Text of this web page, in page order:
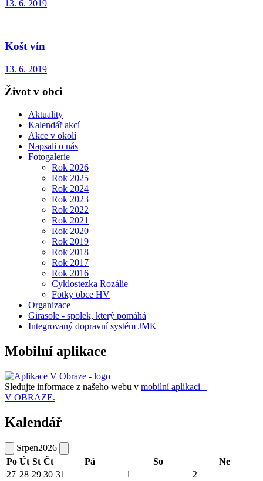
13. 6. 2019
Košt vín
13. 6. 2019
Život v obci
Aktuality
Kalendář akcí
Akce v okolí
Napsali o nás
Fotogalerie
Rok 2026
Rok 2025
Rok 2024
Rok 2023
Rok 2022
Rok 2021
Rok 2020
Rok 2019
Rok 2018
Rok 2017
Rok 2016
Cyklostezka Rozálie
Fotky obce HV
Organizace
Girasole - spolek, který pomáhá
Integrovaný dopravní systém JMK
Mobilní aplikace
Sledujte informace z našeho webu v mobilní aplikaci –
V OBRAZE.
Kalendář
Srpen2026
Po Út St Čt Pá So
Ne
27 28 29 30 31 1 2